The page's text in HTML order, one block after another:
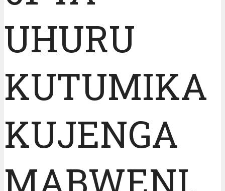
UHURU
KUTUMIKA
KUJENGA